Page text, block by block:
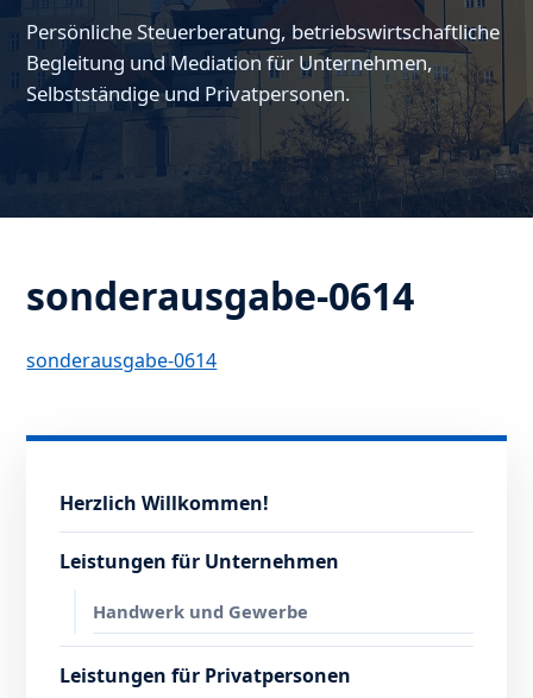
Persönliche Steuerberatung, betriebswirtschaftliche
Begleitung und Mediation für Unternehmen,
Selbstständige und Privatpersonen.
sonderausgabe-0614
sonderausgabe-0614
Herzlich Willkommen!
Leistungen für Unternehmen
Handwerk und Gewerbe
Leistungen für Privatpersonen